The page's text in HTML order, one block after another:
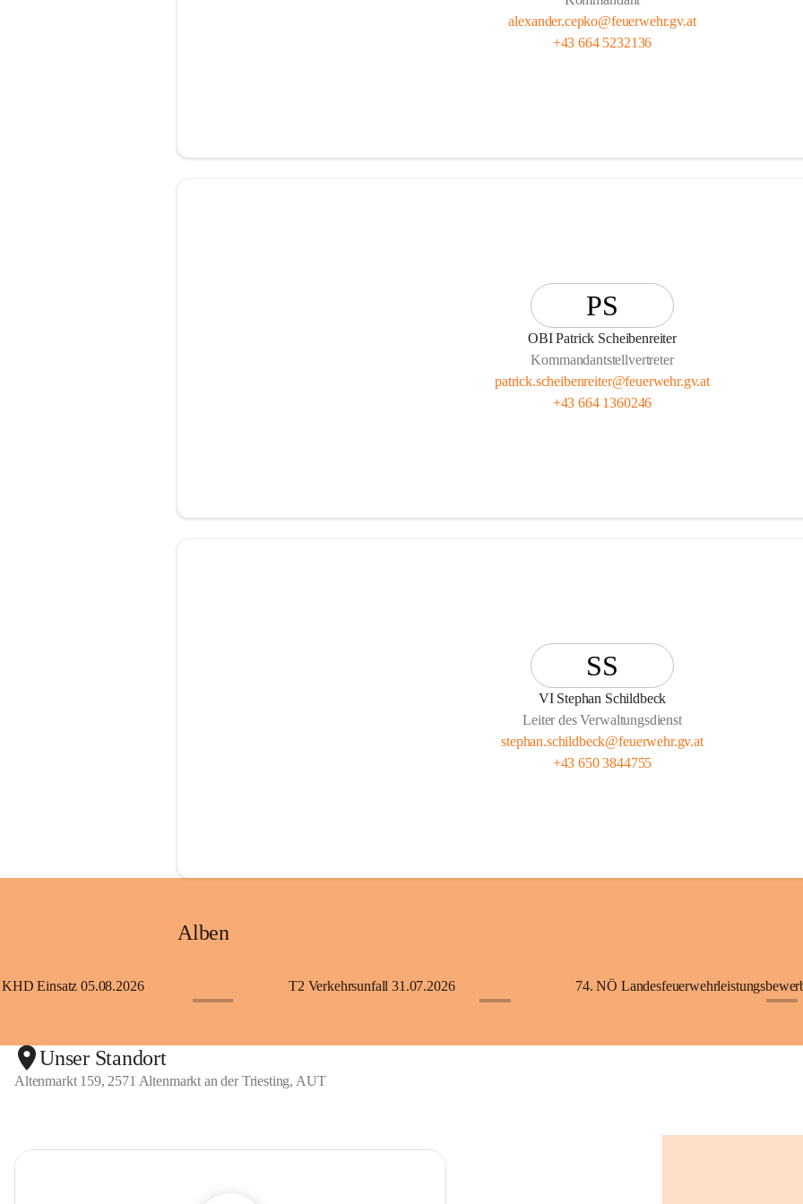
alexander.cepko@feuerwehr.gv.at
+43 664 5232136
PS
OBI Patrick Scheibenreiter
Kommandantstellvertreter
patrick.scheibenreiter@feuerwehr.gv.at
+43 664 1360246
SS
VI Stephan Schildbeck
Leiter des Verwaltungsdienst
stephan.schildbeck@feuerwehr.gv.at
+43 650 3844755
Alben
KHD Einsatz 05.08.2026 T2 Verkehrsunfall 31.07.2026
Unser Standort
Altenmarkt 159, 2571 Altenmarkt an der Triesting, AUT